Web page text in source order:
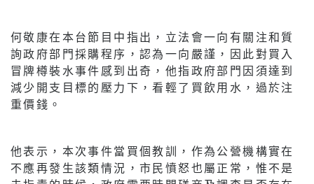
何敬康在本台節目中指出，立法會一向有關注和質
詢政府部門採購程序，認為一向嚴謹，因此對買入
冒牌樽裝水事件感到出奇，他指政府部門因須達到
減少開支目標的壓力下，看輕了買飲用水，過於注
重價錢。
他表示，本次事件當買個教訓，作為公營機構實在
不應再發生該類情況，市民憤怒也屬正常，惟不是